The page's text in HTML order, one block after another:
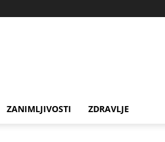
ZANIMLJIVOSTI ZDRAVLJE